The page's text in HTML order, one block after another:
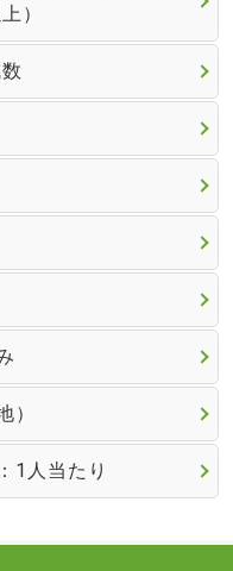
）
）
1人当たり